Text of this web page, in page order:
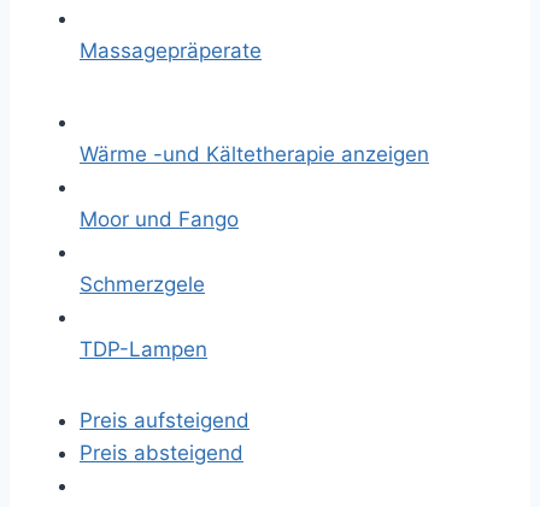
Massagepräperate
Wärme -und Kältetherapie anzeigen
Moor und Fango
Schmerzgele
TDP-Lampen
Preis aufsteigend
Preis absteigend